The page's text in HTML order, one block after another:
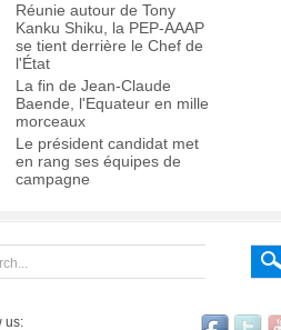
Réunie autour de Tony
Kanku Shiku, la PEP-AAAP
se tient derrière le Chef de
l'État
La fin de Jean-Claude
Baende, l'Equateur en mille
morceaux
Le président candidat met
en rang ses équipes de
campagne
us: